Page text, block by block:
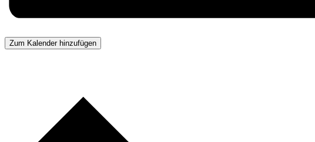
Zum Kalender hinzufügen